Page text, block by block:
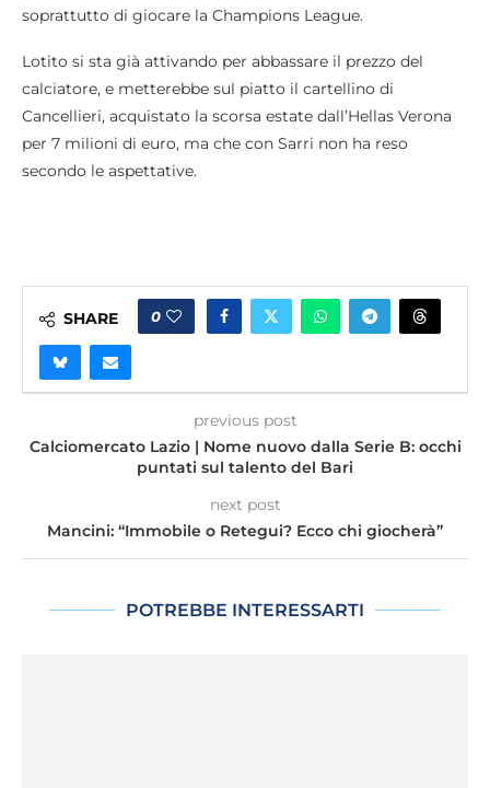
soprattutto di giocare la Champions League.
Lotito si sta già attivando per abbassare il prezzo del
calciatore, e metterebbe sul piatto il cartellino di
Cancellieri, acquistato la scorsa estate dall’Hellas Verona
per 7 milioni di euro, ma che con Sarri non ha reso
secondo le aspettative.
SHARE 0
previous post
Calciomercato Lazio | Nome nuovo dalla Serie B: occhi
puntati sul talento del Bari
next post
Mancini: “Immobile o Retegui? Ecco chi giocherà”
POTREBBE INTERESSARTI